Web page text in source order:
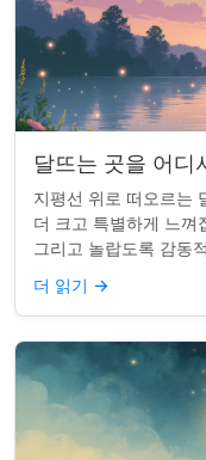
달뜨는 곳을 어디
지평선 위로 떠오르는
더 크고 특별하게 느껴
그리고 놀랍도록 감동
면 잡기 쉽지 않을 수 있
더 읽기 →